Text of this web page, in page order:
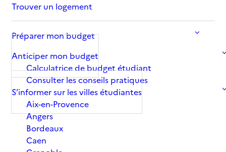
Trouver un logement
Préparer mon budget
Anticiper mon budget
Calculatrice de budget étudiant
Consulter les conseils pratiques
S’informer sur les villes étudiantes
Aix-en-Provence
Angers
Bordeaux
Caen
Mentions légales
La plateforme« MonLogementEtudiant
»s’engage au respect des dispositions en
vigueur relatives à la protection des données à
caractère personnel. La présente politique de
confidentialité peut être sujette à modification,
notamment en raison des évolutions législatives
et réglementaires.